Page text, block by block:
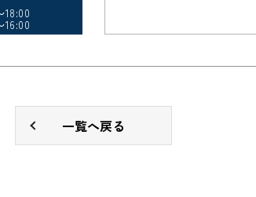
18:00
16:00
一覧へ戻る